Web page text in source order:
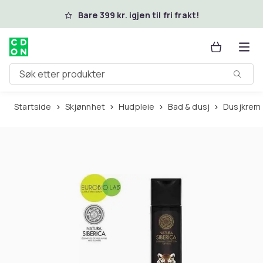
Hopp til hovedinnholdBare 399 kr. igjen til fri frakt!
Søk etter produkter
Startside Skjønnhet Hudpleie Bad & dusj Dusjkrem